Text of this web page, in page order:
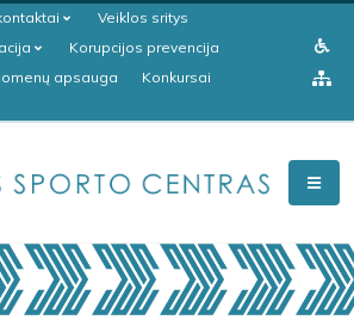
Veiklos sritys
Korupcijos prevencija
apsauga
Konkursai